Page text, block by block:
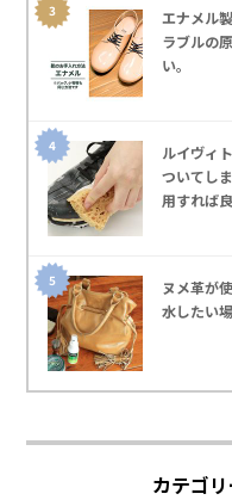
エナメル
ラブルの
い。
ルイヴィ
ついてし
用すれば
ヌメ革が
水したい
カテゴ